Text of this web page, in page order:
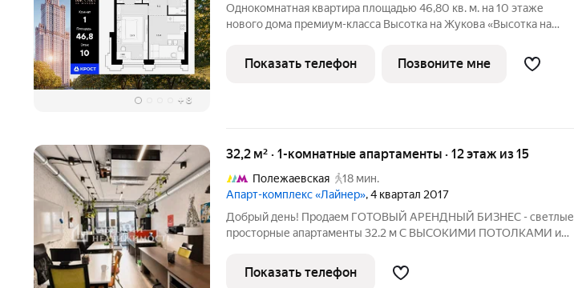
+ 8
Однокомнатная квартира площадью 46,80 кв. м. на 10 этаже
нового дома премиум-класса Высотка на Жукова «Высотка на
настоящей Москвы, сочетая в себе величественность
архитектуры московского
Показать телефон Позвоните мне
32,2 м² · 1-комнатные апартаменты · 12 этаж из 15
Полежаевская
18 мин.
Апарт-комплекс «Лайнер», 4 квартал 2017
Добрый день! Продаем ГОТОВЫЙ АРЕНДНЫЙ БИЗНЕС - светлые
просторные апартаменты 32.2 м С ВЫСОКИМИ ПОТОЛКАМИ и
Описание и фото соответствуют действительности. ПРО
ДОКУМЕНТЫ: ОДИН собственник Свободная
Показать телефон